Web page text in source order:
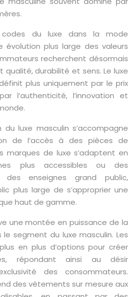
du luxe dans la mode
évolution plus large des valeurs
recherchent désormais
qualité, durabilité et sens. Le luxe
plus uniquement par le prix
l’authenticité, l’innovation et
luxe masculin s’accompagne
de l’accès à des pièces de
marques de luxe s’adaptent en
plus accessibles ou des
des enseignes grand public,
plus large de s’approprier une
haut de gamme.
une montée en puissance de la
segment du luxe masculin. Les
en plus d’options pour créer
répondant ainsi au désir
des consommateurs.
des vêtements sur mesure aux